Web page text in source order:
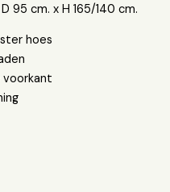
95 cm. x H 165/140 cm.
hoes
voorkant